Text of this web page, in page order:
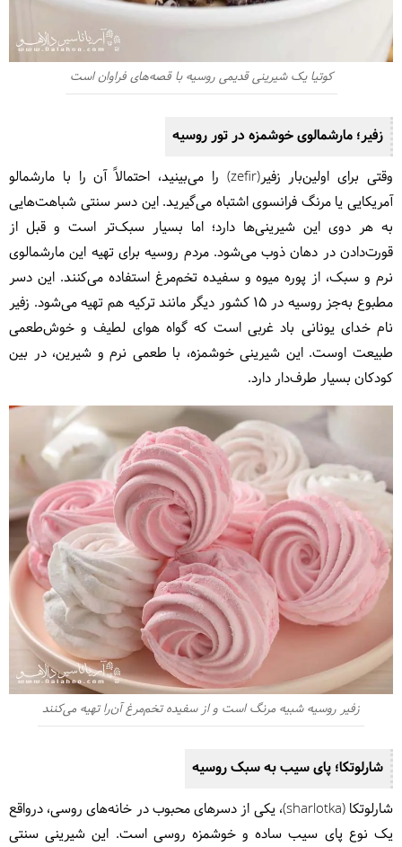
کوتیا یک شیرینی قدیمی روسیه با قصه‌های فراوان است
زفیر؛ مارشمالوی خوشمزه در تور روسیه
وقتی برای اولین‌بار زفیر(zefir) را می‌بینید، احتمالاً آن را با مارشمالو
آمریکایی یا مرنگ فرانسوی اشتباه می‌گیرید. این دسر سنتی شباهت‌هایی
به هر دوی این شیرینی‌ها دارد؛ اما بسیار سبک‌تر است و قبل از
قورت‌دادن در دهان ذوب می‌شود. مردم روسیه برای تهیه این مارشمالوی
نرم و سبک، از پوره میوه و سفیده تخم‌مرغ استفاده می‌کنند. این دسر
مطبوع به‌جز روسیه در ۱۵ کشور دیگر مانند ترکیه هم تهیه می‌شود. زفیر
نام خدای یونانی باد غربی است که گواه هوای لطیف و خوش‌طعمی
طبیعت اوست. این شیرینی خوشمزه، با طعمی نرم و شیرین، در بین
کودکان بسیار طرف‌دار دارد.
زفیر روسیه شبیه مرنگ است و از سفیده تخم‌مرغ آن‌را تهیه می‌کنند
شارلوتکا؛ پای سیب به سبک روسیه
شارلوتکا (sharlotka)، یکی از دسرهای محبوب در خانه‌های روسی، درواقع
یک نوع پای سیب ساده و خوشمزه روسی است. این شیرینی سنتی